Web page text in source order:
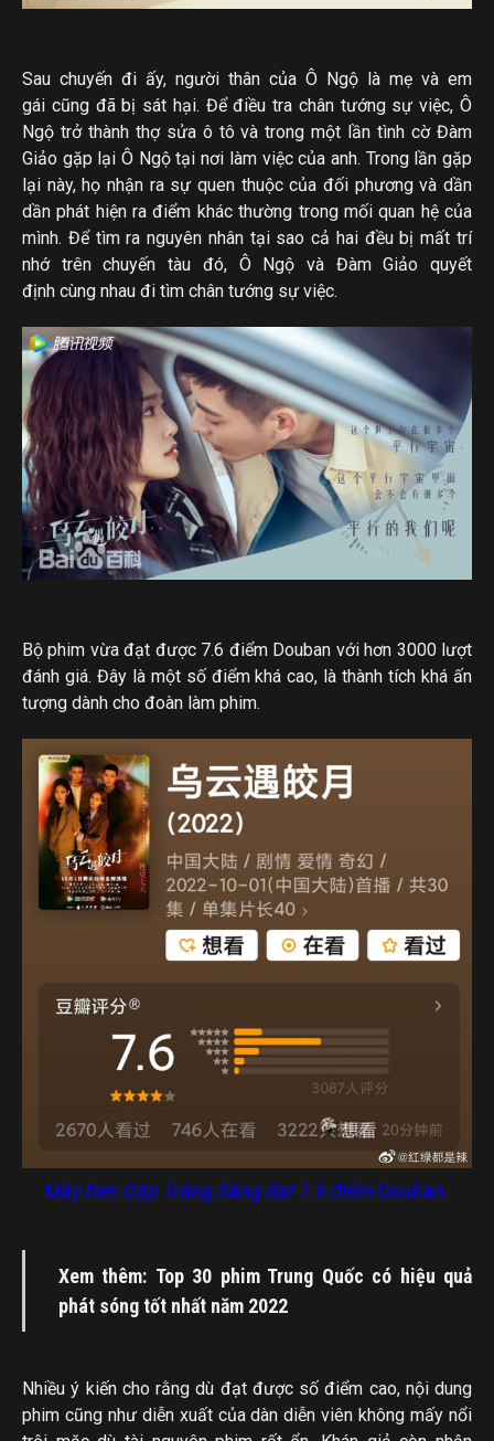
Sau chuyến đi ấy, người thân của Ô Ngộ là mẹ và em
gái cũng đã bị sát hại. Để điều tra chân tướng sự việc, Ô
Ngộ trở thành thợ sửa ô tô và trong một lần tình cờ Đàm
Giảo gặp lại Ô Ngộ tại nơi làm việc của anh. Trong lần gặp
lại này, họ nhận ra sự quen thuộc của đối phương và dần
dần phát hiện ra điểm khác thường trong mối quan hệ của
mình. Để tìm ra nguyên nhân tại sao cả hai đều bị mất trí
nhớ trên chuyến tàu đó, Ô Ngộ và Đàm Giảo quyết
định cùng nhau đi tìm chân tướng sự việc.
Bộ phim vừa đạt được 7.6 điểm Douban với hơn 3000 lượt
đánh giá. Đây là một số điểm khá cao, là thành tích khá ấn
tượng dành cho đoàn làm phim.
Mây Đen Gặp Trăng Sáng đạt 7.6 điểm Douban.
Xem thêm: Top 30 phim Trung Quốc có hiệu quả
phát sóng tốt nhất năm 2022
Nhiều ý kiến cho rằng dù đạt được số điểm cao, nội dung
phim cũng như diễn xuất của dàn diễn viên không mấy nổi